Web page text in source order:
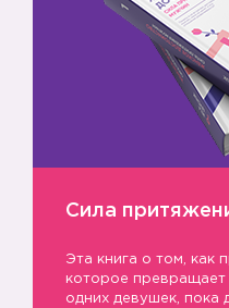
Сила
Эта книга о том, как
которое
одних девушек, пока